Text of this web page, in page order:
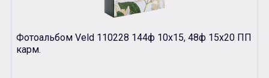
Фотоальбом Veld 110228 144ф 10х15, 48ф 15х20 ПП
карм.